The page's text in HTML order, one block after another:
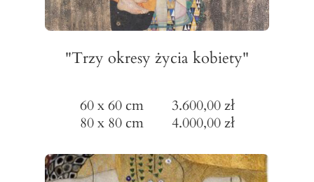
60 x 60 cm 3.600,00 zł
80 x 80 cm 4.000,00 zł
"Trzy okresy życia kobiety"